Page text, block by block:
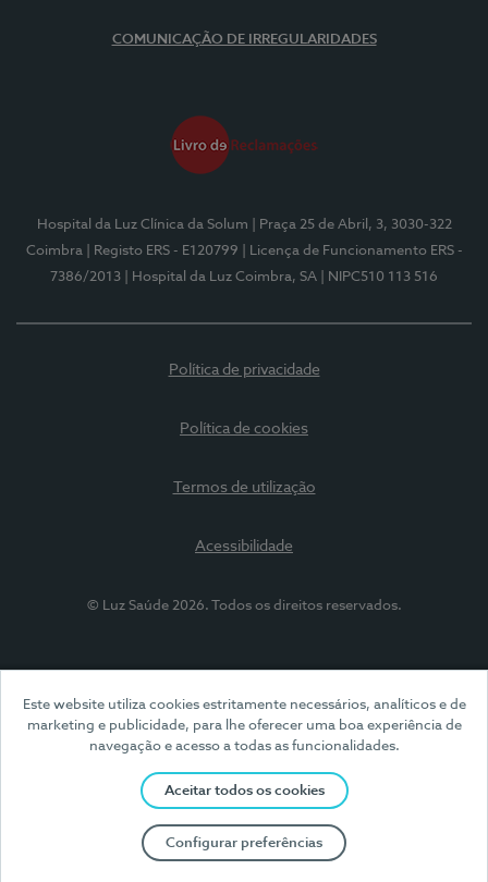
Este website utiliza cookies estritamente necessários, analíticos e de
marketing e publicidade, para lhe oferecer uma boa experiência de
navegação e acesso a todas as funcionalidades.
Aceitar todos os cookies
Configurar preferências
COMUNICAÇÃO DE IRREGULARIDADES
Hospital da Luz Clínica da Solum
| Praça 25 de Abril, 3, 3030-322
Coimbra
| Registo ERS - E120799
| Licença de Funcionamento ERS -
7386/2013
| Hospital da Luz Coimbra, SA | NIPC510 113 516
Política de privacidade
Política de cookies
Termos de utilização
Acessibilidade
© Luz Saúde 2026. Todos os direitos reservados.